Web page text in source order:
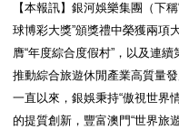
【本報訊】銀河娛樂集團（下
球博彩大獎”頒獎禮中榮獲兩項
膺“年度綜合度假村”，以及連
推動綜合旅遊休閒產業高質量
一直以來，銀娛秉持“傲視世界
的提質創新，豐富澳門“世界旅